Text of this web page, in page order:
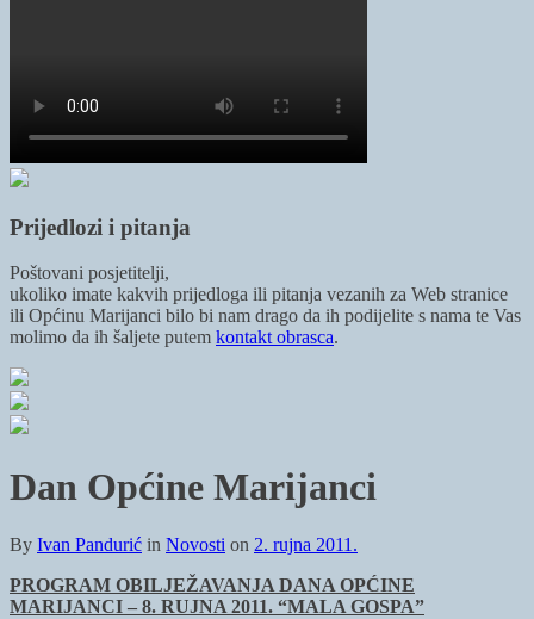
Prijedlozi i pitanja
Poštovani posjetitelji,
ukoliko imate kakvih prijedloga ili pitanja vezanih za Web stranice
ili Općinu Marijanci bilo bi nam drago da ih podijelite s nama te Vas
molimo da ih šaljete putem kontakt obrasca.
Dan Općine Marijanci
By Ivan Pandurić in Novosti on 2. rujna 2011.
PROGRAM OBILJEŽAVANJA DANA OPĆINE
MARIJANCI – 8. RUJNA 2011. “MALA GOSPA”